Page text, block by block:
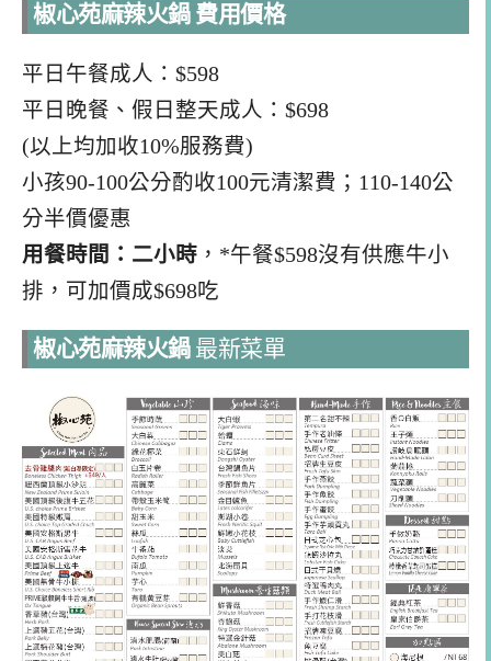
椒心苑麻辣火鍋 費用價格
平日午餐成人：$598
平日晚餐、假日整天成人：$698
(以上均加收10%服務費)
小孩90-100公分酌收100元清潔費；110-140公
分半價優惠
用餐時間：二小時 ，*午餐$598沒有供應牛小
排，可加價成$698吃
椒心苑麻辣火鍋 最新菜單